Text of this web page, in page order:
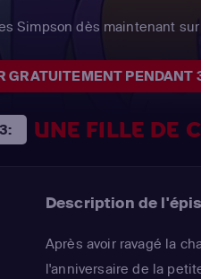
Simpson dès maintenant
GRATUITEMENT PENDANT
UNE FILLE DE
Description de
Après avoir ravagé la
l'anniversaire de la